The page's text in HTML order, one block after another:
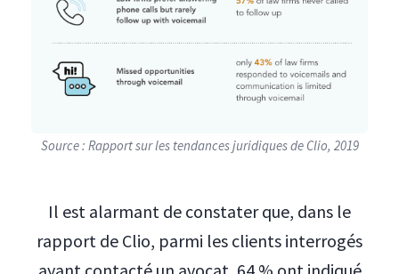
Source : Rapport sur les tendances juridiques de Clio, 2019
Il est alarmant de constater que, dans le
rapport de Clio, parmi les clients interrogés